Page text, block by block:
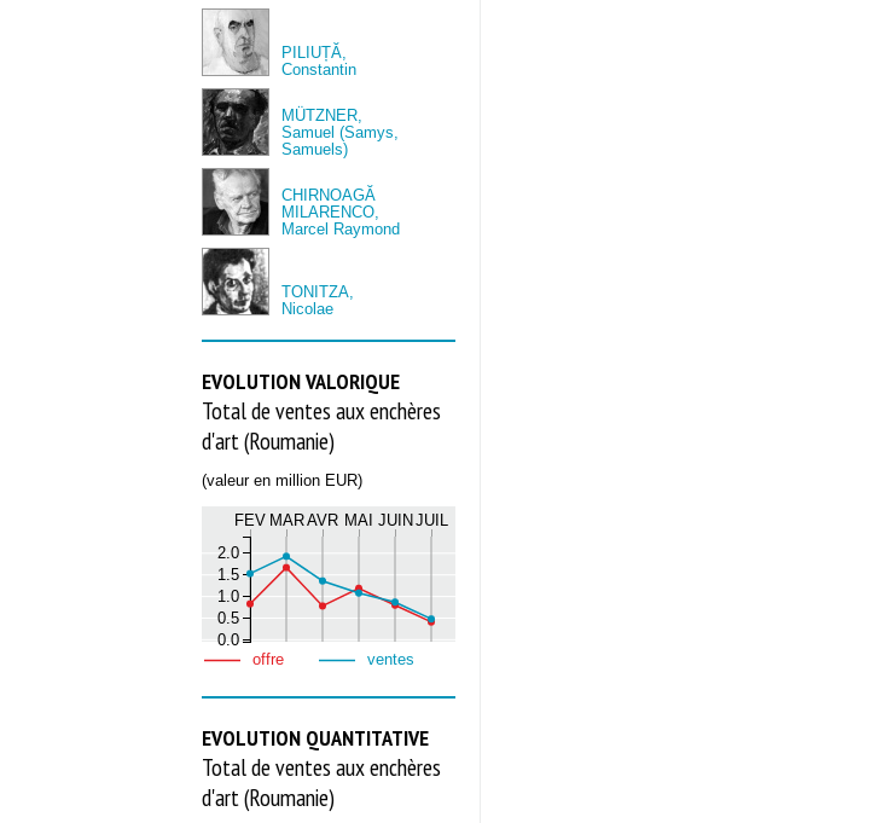
PILIUȚĂ,
Constantin
MÜTZNER,
Samuel (Samys,
Samuels)
CHIRNOAGĂ
MILARENCO,
Marcel Raymond
TONITZA,
Nicolae
EVOLUTION VALORIQUE
Total de ventes aux enchères
d'art (Roumanie)
(valeur en million EUR)
FEV MARAVR MAI JUIN JUIL
0.0
0.5
1.0
1.5
2.0
offre ventes
EVOLUTION QUANTITATIVE
Total de ventes aux enchères
d'art (Roumanie)